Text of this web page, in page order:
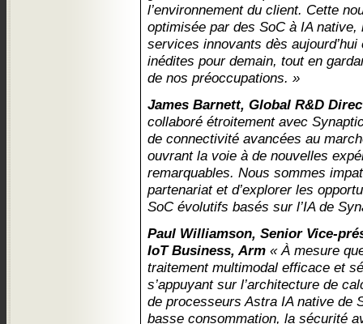
l’environnement du client. Cette
optimisée par des SoC à IA
services innovants dès
inédites pour demain, tout en
de nos préoccupations. »
James Barnett, Global R&D
collaboré étroitement avec
de connectivité avancées au
ouvrant la voie à de nouvelles
remarquables. Nous sommes
partenariat et d’explorer les
SoC évolutifs basés sur l’IA de
Paul Williamson, Senior Vice-
IoT Business, Arm « À mesure
traitement multimodal efficace et
s’appuyant sur l’architecture de
de processeurs Astra IA native de
basse consommation, la sécurité